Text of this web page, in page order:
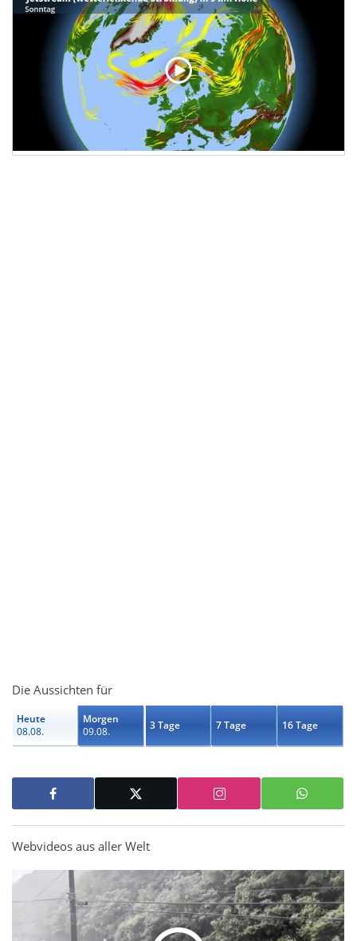
Die Aussichten für
Heute
08.08.
Morgen
09.08.
3 Tage 7 Tage 16 Tage
Webvideos aus aller Welt